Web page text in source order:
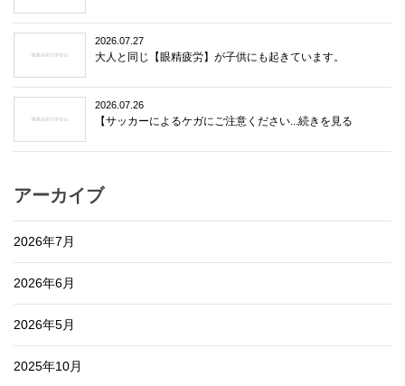
2026.07.27
大人と同じ【眼精疲労】が子供にも起きています。
2026.07.26
【サッカーによるケガにご注意ください...続きを見る
アーカイブ
2026年7月
2026年6月
2026年5月
2025年10月